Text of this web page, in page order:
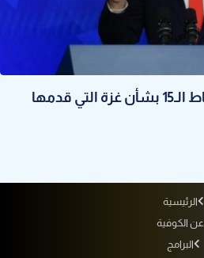
نتنياهو: نرفض وثيقة النقاط الـ15 بشأن غزة التي قدمها
الرئيسية
عن الكوفية
البرامج